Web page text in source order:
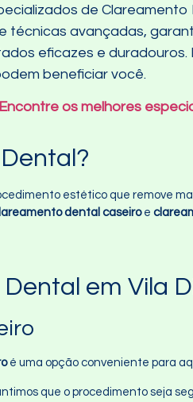
de Clareamento
técnicas avançadas,
eficazes e
beneficiar você.
os melhores
estético que remove
dental caseiroe
em Vila
é uma opção conveniente para
que o procedimento seja